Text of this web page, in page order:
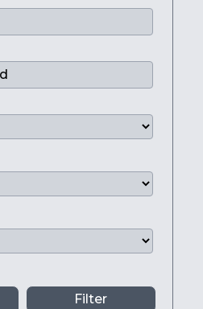
Filter